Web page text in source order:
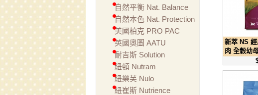
自然平衡 Nat. Balance
自然本色 Nat. Protection
美國柏克 PRO PAC
英國奧圖 AATU
耐吉斯 Solution
紐頓 Nutram
紐樂芙 Nulo
紐崔斯 Nutrience
新萃 NS
肉 全穀幼